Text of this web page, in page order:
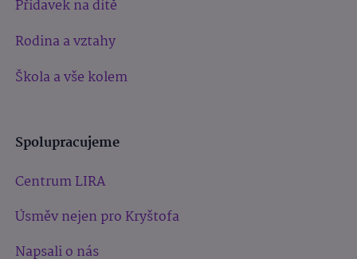
Přídavek na dítě
Rodina a vztahy
Škola a vše kolem
Spolupracujeme
Centrum LIRA
Úsměv nejen pro Kryštofa
Napsali o nás